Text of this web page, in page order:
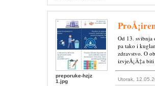
preporuke-hzjz
1.jpg
Od 13. svibnja
pa tako i
zdravstvo. O
izvjeÅ¡Ä‡a biti
Utorak,